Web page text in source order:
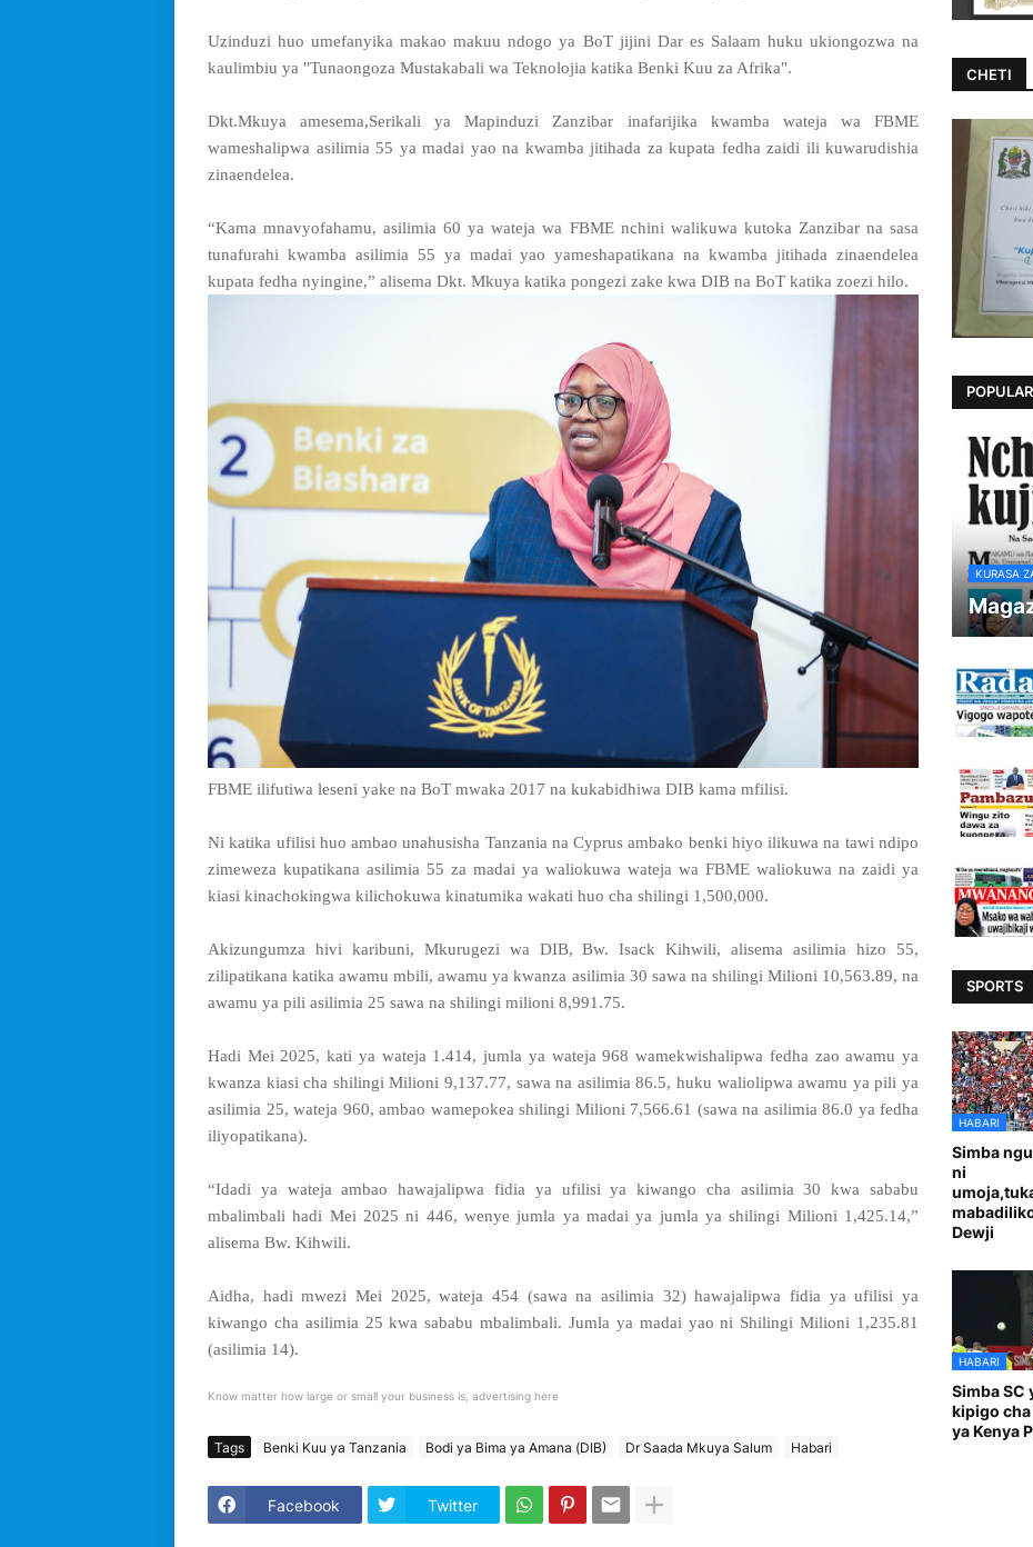
Uzinduzi huo umefanyika makao makuu ndogo ya BoT jijini Dar es Salaam huku ukiongozwa na
kaulimbiu ya "Tunaongoza Mustakabali wa Teknolojia katika Benki Kuu za Afrika".
Dkt.Mkuya amesema,Serikali ya Mapinduzi Zanzibar inafarijika kwamba wateja wa FBME
wameshalipwa asilimia 55 ya madai yao na kwamba jitihada za kupata fedha zaidi ili kuwarudishia
zinaendelea.
“Kama mnavyofahamu, asilimia 60 ya wateja wa FBME nchini walikuwa kutoka Zanzibar na sasa
tunafurahi kwamba asilimia 55 ya madai yao yameshapatikana na kwamba jitihada zinaendelea
kupata fedha nyingine,” alisema Dkt. Mkuya katika pongezi zake kwa DIB na BoT katika zoezi hilo.
FBME ilifutiwa leseni yake na BoT mwaka 2017 na kukabidhiwa DIB kama mfilisi.
Ni katika ufilisi huo ambao unahusisha Tanzania na Cyprus ambako benki hiyo ilikuwa na tawi ndipo
zimeweza kupatikana asilimia 55 za madai ya waliokuwa wateja wa FBME waliokuwa na zaidi ya
kiasi kinachokingwa kilichokuwa kinatumika wakati huo cha shilingi 1,500,000.
Akizungumza hivi karibuni, Mkurugezi wa DIB, Bw. Isack Kihwili, alisema asilimia hizo 55,
zilipatikana katika awamu mbili, awamu ya kwanza asilimia 30 sawa na shilingi Milioni 10,563.89, na
awamu ya pili asilimia 25 sawa na shilingi milioni 8,991.75.
Hadi Mei 2025, kati ya wateja 1.414, jumla ya wateja 968 wamekwishalipwa fedha zao awamu ya
kwanza kiasi cha shilingi Milioni 9,137.77, sawa na asilimia 86.5, huku waliolipwa awamu ya pili ya
asilimia 25, wateja 960, ambao wamepokea shilingi Milioni 7,566.61 (sawa na asilimia 86.0 ya fedha
iliyopatikana).
“Idadi ya wateja ambao hawajalipwa fidia ya ufilisi ya kiwango cha asilimia 30 kwa sababu
mbalimbali hadi Mei 2025 ni 446, wenye jumla ya madai ya jumla ya shilingi Milioni 1,425.14,”
alisema Bw. Kihwili.
Aidha, hadi mwezi Mei 2025, wateja 454 (sawa na asilimia 32) hawajalipwa fidia ya ufilisi ya
kiwango cha asilimia 25 kwa sababu mbalimbali. Jumla ya madai yao ni Shilingi Milioni 1,235.81
(asilimia 14).
Know matter how large or small your business is, advertising here
Tags Benki Kuu ya Tanzania Bodi ya Bima ya Amana (DIB) Dr Saada Mkuya Salum Habari
Facebook Twitter
CHETI
KURASA
SPORTS
HABARI
Simba
ni
Dewji
HABARI
Simba SC
kipigo
ya Kenya